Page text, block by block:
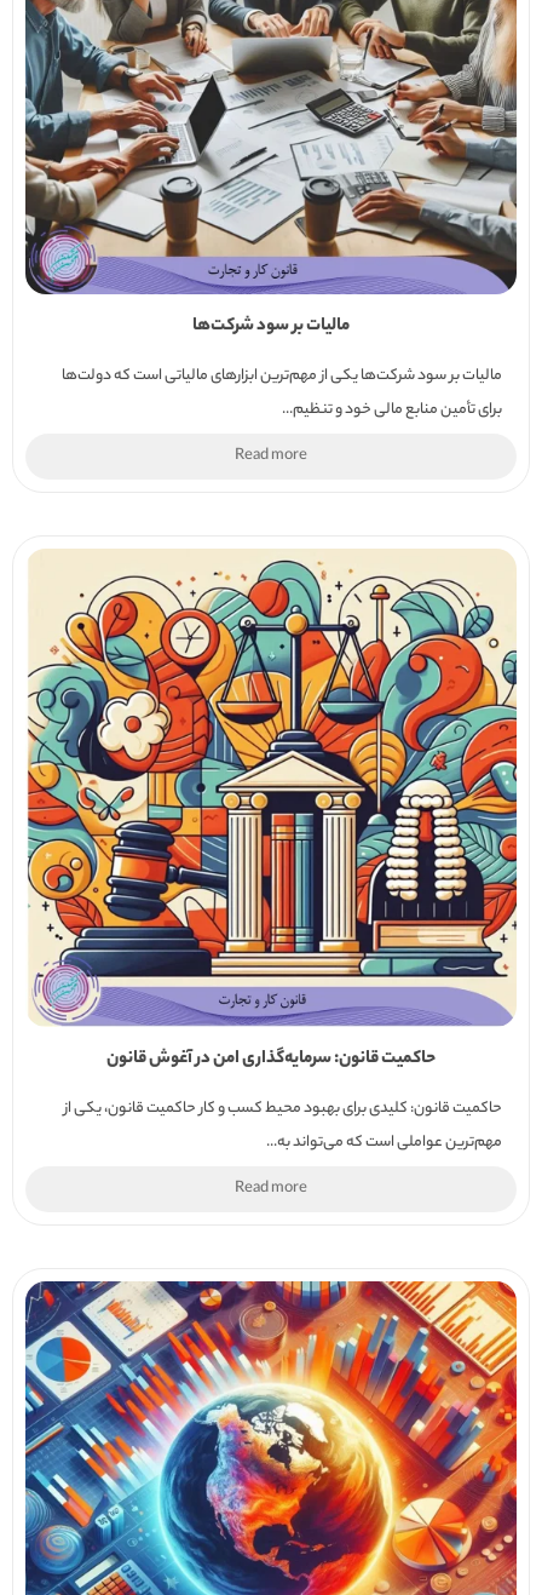
مالیات بر سود شرکت‌ها
مالیات بر سود شرکت‌ها یکی از مهم‌ترین ابزارهای مالیاتی است که دولت‌ها
برای تأمین منابع مالی خود و تنظیم...
Read more
حاکمیت قانون: سرمایه‌گذاری امن در آغوش قانون
حاکمیت قانون: کلیدی برای بهبود محیط کسب و کار حاکمیت قانون، یکی از
مهم‌ترین عواملی است که می‌تواند به...
Read more